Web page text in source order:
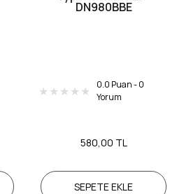
DN980BBE
0.0 Puan - 0
Yorum
580,00 TL
SEPETE EKLE